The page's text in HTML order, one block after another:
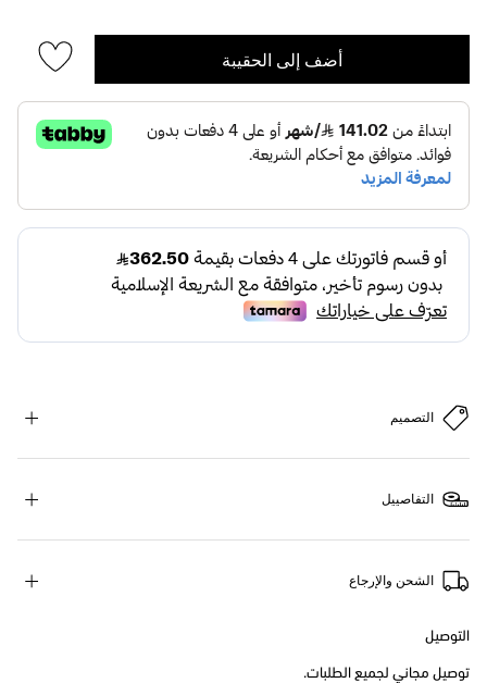
أضف إلى الحقيبة
التصميم
التفاصييل
الشحن والإرجاع
التوصيل
توصيل مجاني لجميع الطلبات.